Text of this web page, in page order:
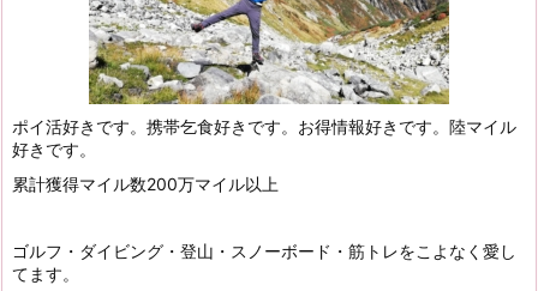
ポイ活好きです。携帯乞食好きです。お得情報好きです。陸マイル
好きです。
累計獲得マイル数200万マイル以上
ゴルフ・ダイビング・登山・スノーボード・筋トレをこよなく愛し
てます。